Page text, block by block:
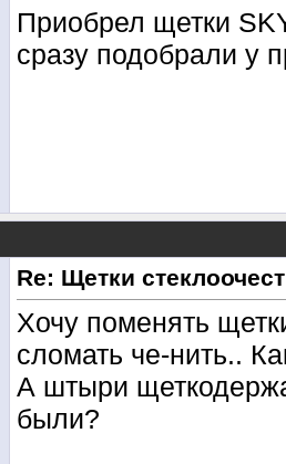
Приобрел щетки
сразу подобрали у
Re: Щетки
Хочу поменять
сломать че-нить..
А штыри
были?